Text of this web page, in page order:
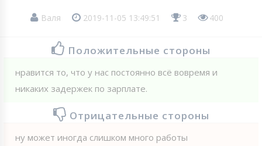
Валя 2019-11-05 13:49:51 3 400
Положительные стороны
нравится то, что у нас постоянно всё вовремя и
никаких задержек по зарплате.
Отрицательные стороны
ну может иногда слишком много работы